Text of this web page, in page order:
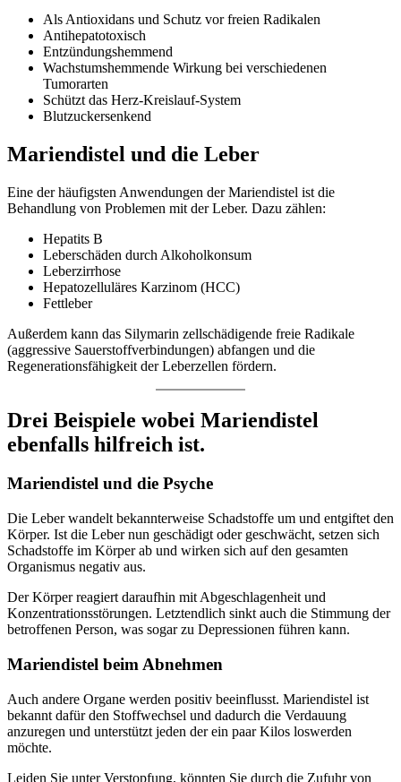
Als Antioxidans und Schutz vor freien Radikalen
Antihepatotoxisch
Entzündungshemmend
Wachstumshemmende Wirkung bei verschiedenen
Tumorarten
Schützt das Herz-Kreislauf-System
Blutzuckersenkend
Mariendistel und die Leber
Eine der häufigsten Anwendungen der Mariendistel ist die
Behandlung von Problemen mit der Leber. Dazu zählen:
Hepatits B
Leberschäden durch Alkoholkonsum
Leberzirrhose
Hepatozelluläres Karzinom (HCC)
Fettleber
Außerdem kann das Silymarin zellschädigende freie Radikale
(aggressive Sauerstoffverbindungen) abfangen und die
Regenerationsfähigkeit der Leberzellen fördern.
Drei Beispiele wobei Mariendistel
ebenfalls hilfreich ist.
Mariendistel und die Psyche
Die Leber wandelt bekannterweise Schadstoffe um und entgiftet den
Körper. Ist die Leber nun geschädigt oder geschwächt, setzen sich
Schadstoffe im Körper ab und wirken sich auf den gesamten
Organismus negativ aus.
Der Körper reagiert daraufhin mit Abgeschlagenheit und
Konzentrationsstörungen. Letztendlich sinkt auch die Stimmung der
betroffenen Person, was sogar zu Depressionen führen kann.
Mariendistel beim Abnehmen
Auch andere Organe werden positiv beeinflusst. Mariendistel ist
bekannt dafür den Stoffwechsel und dadurch die Verdauung
anzuregen und unterstützt jeden der ein paar Kilos loswerden
möchte.
Leiden Sie unter Verstopfung, könnten Sie durch die Zufuhr von